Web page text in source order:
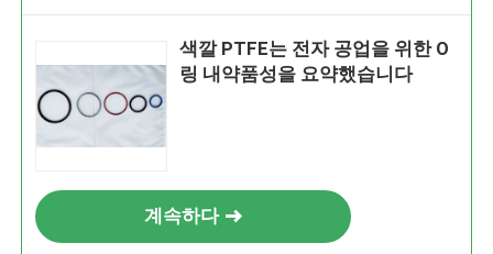
색깔 PTFE는 전자 공업을 위한 O
링 내약품성을 요약했습니다
계속하다